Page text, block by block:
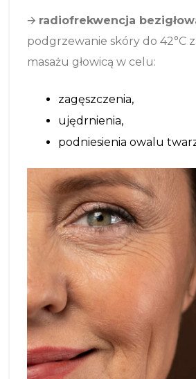
🡪 radiofrekwencja
podgrzewanie skóry do 42°C
masażu głowicą w celu:
zagęszczenia,
ujędrnienia,
podniesienia owalu